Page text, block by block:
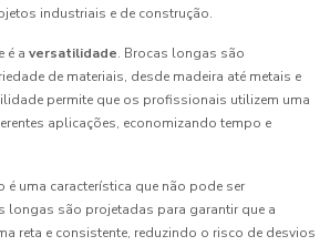
industriais e de construção.
é a versatilidade. Brocas longas são
de materiais, desde madeira até metais e
permite que os profissionais utilizem uma
aplicações, economizando tempo e
é uma característica que não pode ser
longas são projetadas para garantir que a
reta e consistente, reduzindo o risco de desvios